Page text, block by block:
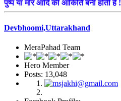
पुष्प या मोर आदि की आकिर्ति बनी होती है !
Devbhoomi,Uttarakhand
MeraPahad Team
Hero Member
Posts: 13,048